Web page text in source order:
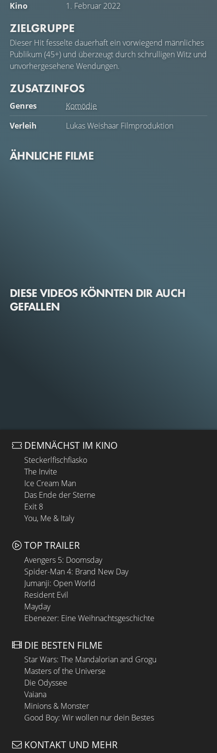
Kino 1. Februar 2022
ZIELGRUPPE
Dieser Hit fesselte dauerhaft ein vorwiegend männliches
Publikum (45+) und überzeugt durch schrulligen Witz und
unvorhergesehene Wendungen.
ZUSATZINFOS
Genres
Komödie
Verleih
Lukas Weishaar Filmproduktion
ÄHNLICHE FILME
DIESE VIDEOS KÖNNTEN DIR AUCH
GEFALLEN
DEMNÄCHST IM KINO
Steckerlfischfiasko
The Invite
Ice Cream Man
Das Ende der Sterne
Exit 8
You, Me & Italy
TOP TRAILER
Avengers 5: Doomsday
Spider-Man 4: Brand New Day
Jumanji: Open World
Resident Evil
Mayday
Ebenezer: Eine Weihnachtsgeschichte
DIE BESTEN FILME
Star Wars: The Mandalorian and Grogu
Masters of the Universe
Die Odyssee
Vaiana
Minions & Monster
Good Boy: Wir wollen nur dein Bestes
KONTAKT UND MEHR